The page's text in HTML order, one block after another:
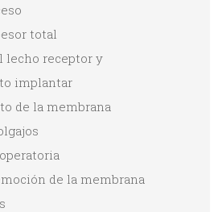
total
lecho receptor y
implantar
de la membrana
de la membrana